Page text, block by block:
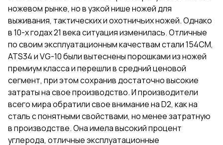
ножевом рынке, но в узкой нише ножей для
выживания, тактических и охотничьих ножей. Однако
в 10-х годах 21 века ситуация изменилась. Отличные
по своим эксплуатационным качествам стали 154СМ,
ATS34 и VG-10 были вытеснены порошками из ножей
премиум класса и перешли в средний ценовой
сегмент, при этом сохранив достаточно высокие
затраты на свое производство. И производители
всего мира обратили свое внимание на D2, как на
сталь с понятными свойствами, но менее затратную
в производстве. Она имела высокий процент
углерода, отличные эксплуатационные